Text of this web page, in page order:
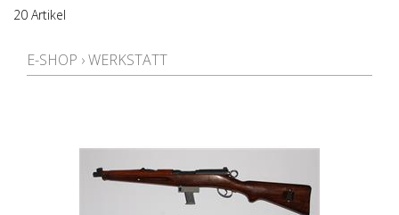
TEIL
20 Artikel
E-SHOP ›WERKSTATT